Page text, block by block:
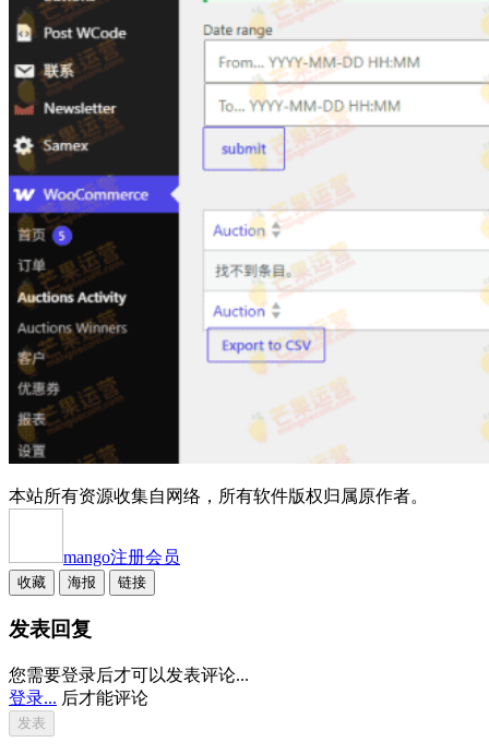
本站所有资源收集自网络，所有软件版权归属原作者。
mango注册会员
收藏 海报 链接
发表回复
您需要登录后才可以发表评论...
登录... 后才能评论